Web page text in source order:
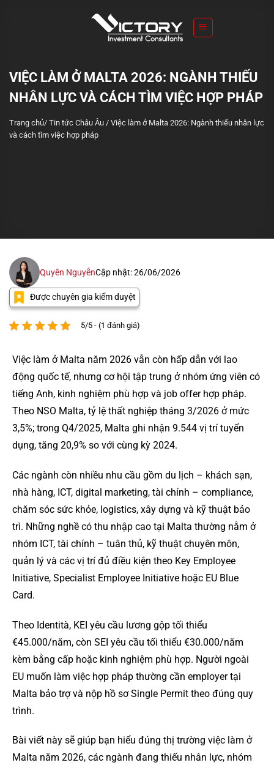
VIỆC LÀM Ở MALTA 2026: NGÀNH THIẾU
NHÂN LỰC VÀ CÁCH TÌM VIỆC HỢP PHÁP
Trang chủ/ Tin tức Châu Âu / Việc làm ở Malta 2026: Ngành thiếu nhân lực
và cách tìm việc hợp pháp
Quyên NguyễnCập nhật: 26/06/2026
Được chuyên gia kiểm duyệt
5/5 - (1 đánh giá)
Việc làm ở Malta năm 2026 vẫn còn hấp dẫn với lao
động quốc tế, nhưng cơ hội tập trung ở nhóm ứng viên có
tiếng Anh, kinh nghiệm phù hợp và job offer hợp pháp.
Theo NSO Malta, tỷ lệ thất nghiệp tháng 3/2026 ở mức
3,5%; trong Q4/2025, Malta ghi nhận 9.544 vị trí tuyển
dụng, tăng 20,9% so với cùng kỳ 2024.
Các ngành còn nhiều nhu cầu gồm du lịch – khách sạn,
nhà hàng, ICT, digital marketing, tài chính – compliance,
chăm sóc sức khỏe, logistics, xây dựng và kỹ thuật bảo
trì. Những nghề có thu nhập cao tại Malta thường nằm ở
nhóm ICT, tài chính – tuân thủ, kỹ thuật chuyên môn,
quản lý và các vị trí đủ điều kiện theo Key Employee
Initiative, Specialist Employee Initiative hoặc EU Blue
Card.
Theo Identità, KEI yêu cầu lương gộp tối thiểu
€45.000/năm, còn SEI yêu cầu tối thiểu €30.000/năm
kèm bằng cấp hoặc kinh nghiệm phù hợp. Người ngoài
EU muốn làm việc hợp pháp thường cần employer tại
Malta bảo trợ và nộp hồ sơ Single Permit theo đúng quy
trình.
Bài viết này sẽ giúp bạn hiểu đúng thị trường việc làm ở
Malta năm 2026, các ngành đang thiếu nhân lực, nhóm